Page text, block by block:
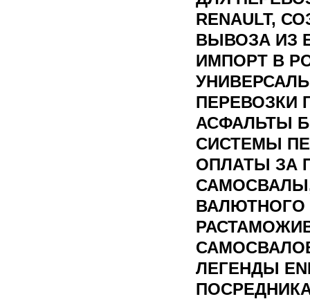
RENAULT,
ВЫВОЗА ИЗ
ИМПОРТ В
ПЕРЕВОЗКИ
АСФАЛЬТЫ
СИСТЕМЫ
ОПЛАТЫ ЗА
ВАЛЮТНОГО
ЛЕГЕНДЫ